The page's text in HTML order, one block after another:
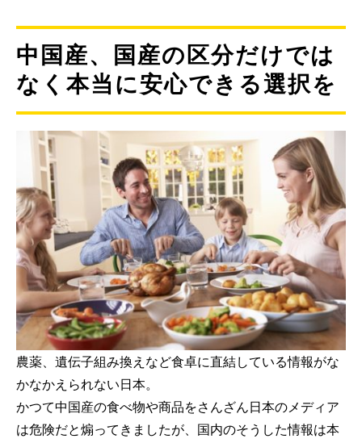
中国産、国産の区分だけでは
なく本当に安心できる選択を
農薬、遺伝子組み換えなど食卓に直結している情報がな
かなかえられない日本。
かつて中国産の食べ物や商品をさんざん日本のメディア
は危険だと煽ってきましたが、国内のそうした情報は本